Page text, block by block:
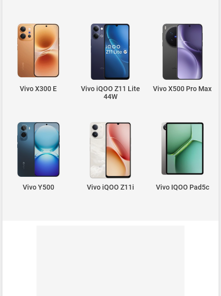
Vivo X300 E
Vivo iQOO Z11 Lite
44W
Vivo X500 Pro Max
Vivo Y500 Vivo iQOO Z11i Vivo IQOO Pad5c